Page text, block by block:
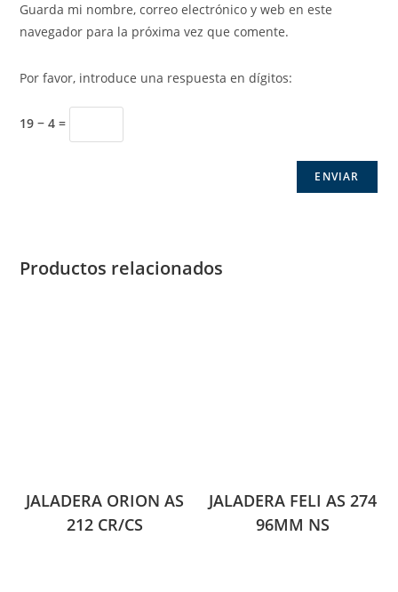
Guarda mi nombre, correo electrónico y web en este
navegador para la próxima vez que comente.
Por favor, introduce una respuesta en dígitos:
19 − 4 =
Productos relacionados
JALADERA ORION AS
212 CR/CS
JALADERA FELI AS 274
96MM NS